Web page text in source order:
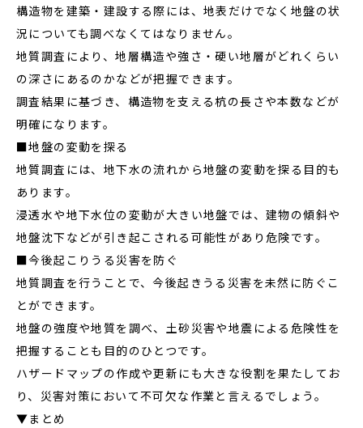
構造物を建築・建設する際には、地表だけでなく地盤の状
況についても調べなくてはなりません。
地質調査により、地層構造や強さ・硬い地層がどれくらい
の深さにあるのかなどが把握できます。
調査結果に基づき、構造物を支える杭の長さや本数などが
明確になります。
■地盤の変動を探る
地質調査には、地下水の流れから地盤の変動を探る目的も
あります。
浸透水や地下水位の変動が大きい地盤では、建物の傾斜や
地盤沈下などが引き起こされる可能性があり危険です。
■今後起こりうる災害を防ぐ
地質調査を行うことで、今後起きうる災害を未然に防ぐこ
とができます。
地盤の強度や地質を調べ、土砂災害や地震による危険性を
把握することも目的のひとつです。
ハザードマップの作成や更新にも大きな役割を果たしてお
り、災害対策において不可欠な作業と言えるでしょう。
▼まとめ